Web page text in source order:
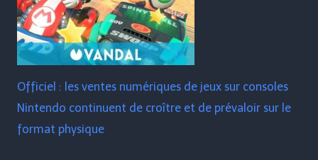
Officiel : les ventes numériques de jeux sur consoles
Nintendo continuent de croître et de prévaloir sur le
format physique